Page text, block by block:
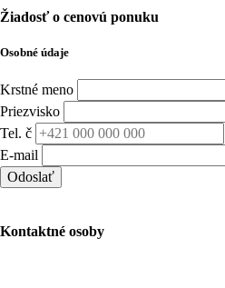
Žiadosť o cenovú ponuku
Osobné údaje
Krstné meno
Priezvisko
Tel. č
E-mail
Odoslať
Kontaktné osoby